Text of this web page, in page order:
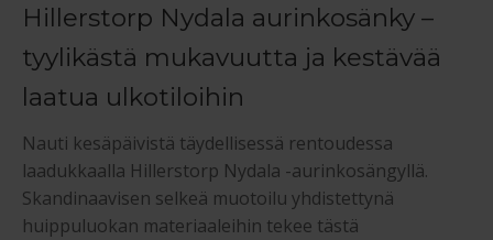
Hillerstorp Nydala aurinkosänky –
tyylikästä mukavuutta ja kestävää
laatua ulkotiloihin
Nauti kesäpäivistä täydellisessä rentoudessa
laadukkaalla Hillerstorp Nydala -aurinkosängyllä.
Skandinaavisen selkeä muotoilu yhdistettynä
huippuluokan materiaaleihin tekee tästä